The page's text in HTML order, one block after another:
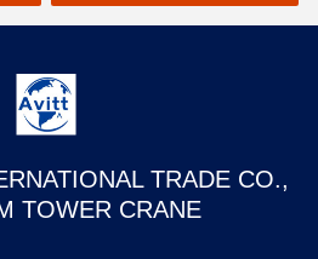
TRADE CO.,
TOWER CRANE